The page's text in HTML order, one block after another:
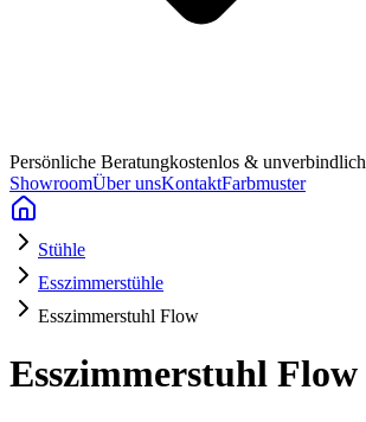
Persönliche Beratungkostenlos & unverbindlich
ShowroomÜber unsKontaktFarbmuster
Stühle
Esszimmerstühle
Esszimmerstuhl Flow
Esszimmerstuhl Flow